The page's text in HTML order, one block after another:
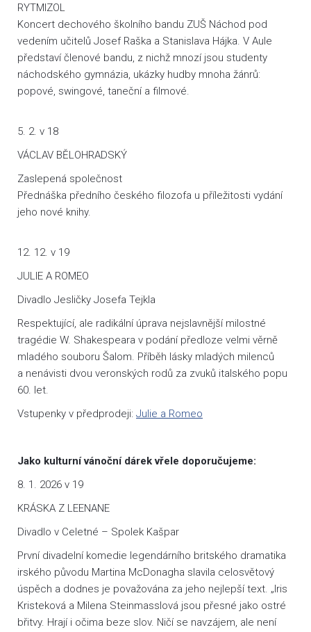
RYTMIZOL
Koncert dechového školního bandu ZUŠ Náchod pod
vedením učitelů Josef Raška a Stanislava Hájka. V Aule
představí členové bandu, z nichž mnozí jsou studenty
náchodského gymnázia, ukázky hudby mnoha žánrů:
popové, swingové, taneční a filmové.
5. 2. v 18
VÁCLAV BĚLOHRADSKÝ
Zaslepená společnost
Přednáška předního českého filozofa u příležitosti vydání
jeho nové knihy.
12. 12. v 19
JULIE A ROMEO
Divadlo Jesličky Josefa Tejkla
Respektující, ale radikální úprava nejslavnější milostné
tragédie W. Shakespeara v podání předloze velmi věrně
mladého souboru Šalom. Příběh lásky mladých milenců
a nenávisti dvou veronských rodů za zvuků italského popu
60. let.
Vstupenky v předprodeji: Julie a Romeo
Jako kulturní vánoční dárek vřele doporučujeme:
8. 1. 2026 v 19
KRÁSKA Z LEENANE
Divadlo v Celetné – Spolek Kašpar
První divadelní komedie legendárního britského dramatika
irského původu Martina McDonagha slavila celosvětový
úspěch a dodnes je považována za jeho nejlepší text. „Iris
Kristeková a Milena Steinmasslová jsou přesné jako ostré
břitvy. Hrají i očima beze slov. Ničí se navzájem, ale není